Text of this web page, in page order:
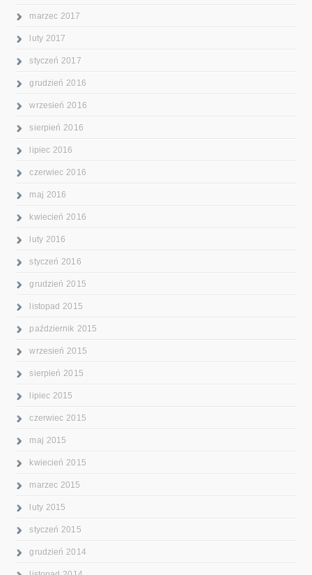
marzec 2017
luty 2017
styczeń 2017
grudzień 2016
wrzesień 2016
sierpień 2016
lipiec 2016
czerwiec 2016
maj 2016
kwiecień 2016
luty 2016
styczeń 2016
grudzień 2015
listopad 2015
październik 2015
wrzesień 2015
sierpień 2015
lipiec 2015
czerwiec 2015
maj 2015
kwiecień 2015
marzec 2015
luty 2015
styczeń 2015
grudzień 2014